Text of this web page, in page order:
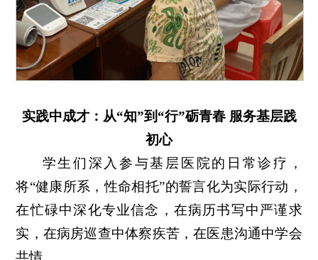
实践中成才： 从“知”到“行”砺青春 服务基层践
初心
学生们深入参与基层医院的日常诊疗，
将“健康所系，性命相托”的誓言化为实际行动，
在忙碌中深化专业信念，在病历书写中严谨求
实，在病房巡查中体察疾苦，在医患沟通中学会
共情。